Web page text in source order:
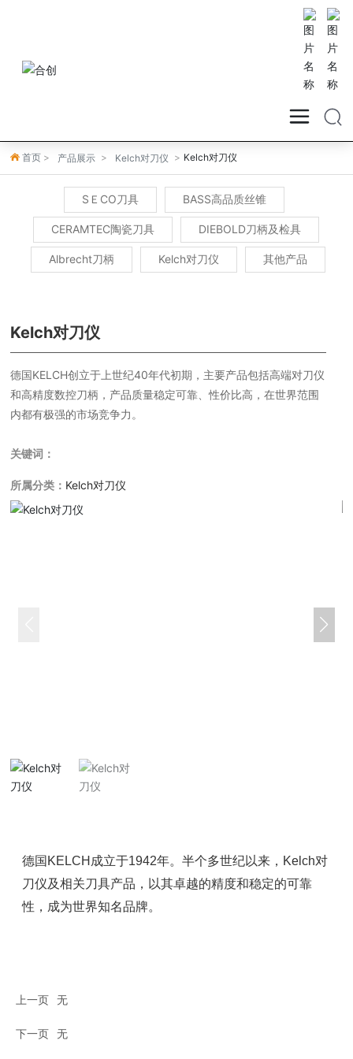
首页 产品展示 Kelch对刀仪 Kelch对刀仪
SＥCO刀具 BASS高品质丝锥
CERAMTEC陶瓷刀具 DIEBOLD刀柄及检具
Albrecht刀柄 Kelch对刀仪 其他产品
Kelch对刀仪
德国KELCH创立于上世纪40年代初期，主要产品包括高端对刀仪
和高精度数控刀柄，产品质量稳定可靠、性价比高，在世界范围
内都有极强的市场竞争力。
关键词：
所属分类： Kelch对刀仪
德国KELCH成立于1942年。半个多世纪以来，Kelch对
刀仪及相关刀具产品，以其卓越的精度和稳定的可靠
性，成为世界知名品牌。
上一页 无
下一页 无